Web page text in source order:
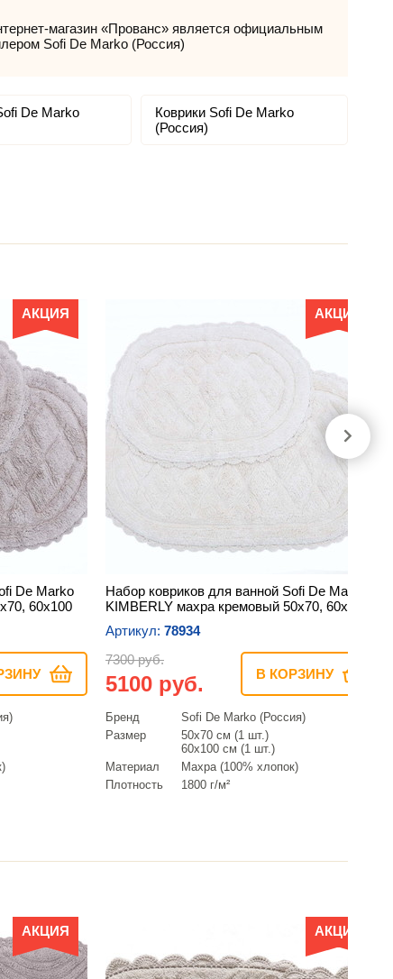
магазин «Прованс» является официальным
Sofi De Marko (Россия)
De Marko
Коврики Sofi De Marko
(Россия)
АКЦИЯ
De Marko
60х100
АКЦИЯ
Набор ковриков для ванной Sofi De Marko
KIMBERLY махра кремовый 50х70, 60х100
Артикул: 78934
7300 руб.
5100 руб. В КОРЗИНУ
Бренд
Sofi De Marko (Россия)
Размер
50х70 см (1 шт.)
60х100 см (1 шт.)
Материал
Махра (100% хлопок)
Плотность
1800 г/м²
АКЦИЯ АКЦИЯ